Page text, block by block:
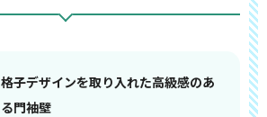
格子デザインを取り入れた高級感のあ
る門袖壁